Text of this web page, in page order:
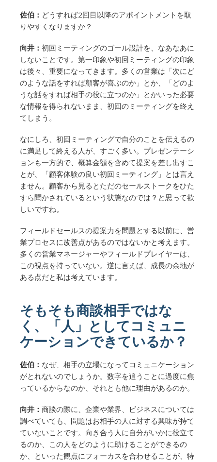
佐伯： どうすれば2回目以降のアポイントメントを取
りやすくなりますか？
向井： 初回ミーティングのゴール設計を、なあなあに
しないことです。第一印象や初回ミーティングの印象
は後々、重要になってきます。多くの営業は「次にど
のような話をすれば顧客が喜ぶのか」とか、「どのよ
うな話をすれば相手の役に立つのか」とかいった必要
な情報を得られないまま、初回のミーティングを終え
てしまう。
なにしろ、初回ミーティングで自分のことを伝えるの
に満足して終える人が、すごく多い。プレゼンテーシ
ョンも一方的で、概算金額を含めて提案を差し出すこ
とが、「顧客体験の良い初回ミーティング」とは言え
ません。顧客から見るとただのセールストークをひた
すら聞かされているという状態なのでは？と思って欲
しいですね。
フィールドセールスの提案力を問題とする以前に、営
業プロセスに改善点があるのではないかと考えます。
多くの営業マネージャーやフィールドプレイヤーは、
この視点を持っていない。逆に言えば、成長の余地が
ある点だと私は考えています。
そもそも商談相手ではな
く、「人」としてコミュニ
ケーションできているか？
佐伯： なぜ、相手の立場になってコミュニケーション
がとれないのでしょうか。数字を追うことに過度に焦
っているからなのか、それとも他に理由があるのか。
向井： 商談の際に、企業や業界、ビジネスについては
調べていても、問題はお相手の人に対する興味が持て
ていないことです。向き合う人に自分がいかに役立て
るのか、この人をどのように助けることができるの
か、といった観点にフォーカスを合わせることが、特